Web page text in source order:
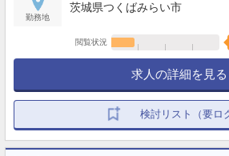
勤務地
茨城県つくばみらい市
閲覧状況
求人の詳細を見る
検討リスト（要ロ